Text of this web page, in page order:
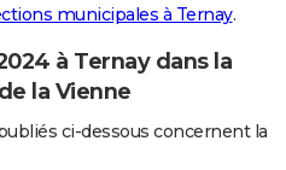
municipales à Ternay.
à Ternay dans la
la Vienne
ci-dessous concernent la